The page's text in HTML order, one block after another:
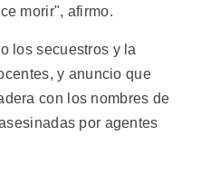
morir", afirmo.
los secuestros y la
y anuncio que
con los nombres de
por agentes